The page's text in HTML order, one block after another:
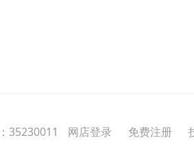
35230011 网店登录 免费注册